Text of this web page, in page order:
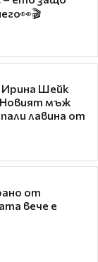
Ирина Шейк
Новият мъж
лавина от
от
вече е